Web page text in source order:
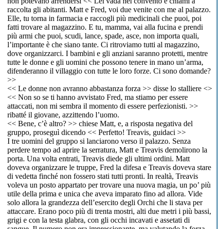
raccolta gli abitanti. Matt e Fred, voi due venite con me al palazzo.
Elle, tu torna in farmacia e raccogli più medicinali che puoi, poi
fatti trovare al magazzino. E tu, mamma, vai alla fucina e prendi
più armi che puoi, scudi, lance, spade, asce, non importa quali,
l’importante è che siano tante. Ci ritroviamo tutti al magazzino,
dove organizzarci. I bambini e gli anziani saranno protetti, mentre
tutte le donne e gli uomini che possono tenere in mano un’arma,
difenderanno il villaggio con tutte le loro forze. Ci sono domande?
>>
<< Le donne non avranno abbastanza forza >> disse lo stalliere <>
<< Non so se ti hanno avvistato Fred, ma stiamo per essere
attaccati, non mi sembra il momento di essere perfezionisti. >>
ribatté il giovane, azzittendo l’uomo.
<< Bene, c’è altro? >> chiese Matt, e, a risposta negativa del
gruppo, proseguì dicendo << Perfetto! Treavis, guidaci >>
I tre uomini del gruppo si lanciarono verso il palazzo. Senza
perdere tempo ad aprire la serratura, Matt e Treavis demolirono la
porta. Una volta entrati, Treavis diede gli ultimi ordini. Matt
doveva organizzare le truppe, Fred la difesa e Treavis doveva stare
di vedetta finché non fossero stati tutti pronti. In realtà, Treavis
voleva un posto appartato per trovare una nuova magia, un po’ più
utile della prima e unica che aveva imparato fino ad allora. Vide
solo allora la grandezza dell’esercito degli Orchi che li stava per
attaccare. Erano poco più di trenta mostri, alti due metri i più bassi,
grigi e con la testa glabra, con gli occhi incavati e assetati di